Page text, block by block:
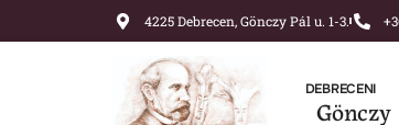
4225 Debrecen, Gönczy Pál u. 1-3.
DEBRECENI